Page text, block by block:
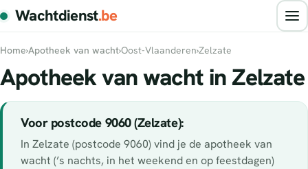
Wachtdienst.be
Home›Apotheek van wacht›Oost-Vlaanderen›Zelzate
Apotheek van wacht in Zelzate
Voor postcode 9060 (Zelzate):
In Zelzate (postcode 9060) vind je de apotheek van
wacht (’s nachts, in het weekend en op feestdagen)